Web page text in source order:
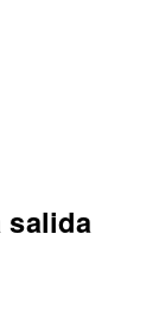
salida